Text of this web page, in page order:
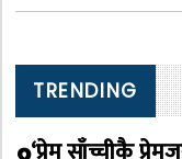
TRENDING